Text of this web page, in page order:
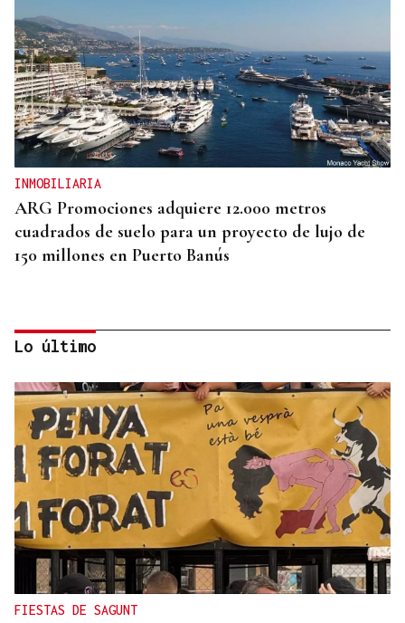
INMOBILIARIA
ARG Promociones adquiere 12.000 metros
cuadrados de suelo para un proyecto de lujo de
150 millones en Puerto Banús
INMOBILIARIA
La vivienda se dispara en el centro de Madrid:
crece el doble que los salarios en la última década
Lo último
FIESTAS DE SAGUNT